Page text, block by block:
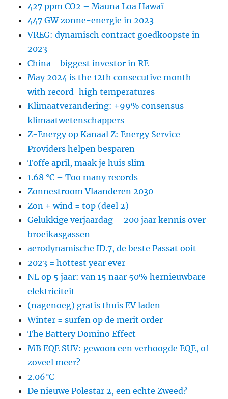
427 ppm CO2 – Mauna Loa Hawaï
447 GW zonne-energie in 2023
VREG: dynamisch contract goedkoopste in
2023
China = biggest investor in RE
May 2024 is the 12th consecutive month
with record-high temperatures
Klimaatverandering: +99% consensus
klimaatwetenschappers
Z-Energy op Kanaal Z: Energy Service
Providers helpen besparen
Toffe april, maak je huis slim
1.68 °C – Too many records
Zonnestroom Vlaanderen 2030
Zon + wind = top (deel 2)
Gelukkige verjaardag – 200 jaar kennis over
broeikasgassen
aerodynamische ID.7, de beste Passat ooit
2023 = hottest year ever
NL op 5 jaar: van 15 naar 50% hernieuwbare
elektriciteit
(nagenoeg) gratis thuis EV laden
Winter = surfen op de merit order
The Battery Domino Effect
MB EQE SUV: gewoon een verhoogde EQE, of
zoveel meer?
2.06°C
De nieuwe Polestar 2, een echte Zweed?